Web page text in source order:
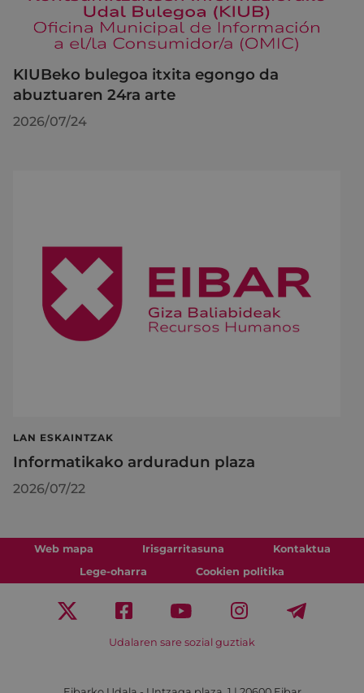
KIUBeko bulegoa itxita egongo da
abuztuaren 24ra arte
2026/07/24
LAN ESKAINTZAK
Informatikako arduradun plaza
2026/07/22
Web mapa Irisgarritasuna
Kontaktua
Lege-oharra
Cookien politika
Udalaren sare sozial guztiak